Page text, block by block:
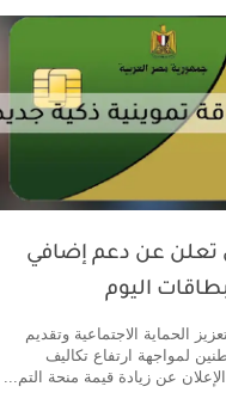
تعلن عن دعم إضافي
الحماية الاجتماعية وتقديم
لمواجهة ارتفاع تكاليف
عن زيادة قيمة منحة التم...